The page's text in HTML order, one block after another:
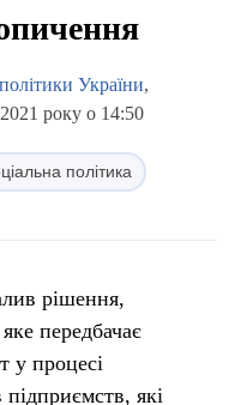
України,
року о 14:50
політика
рішення,
передбачає
у процесі
підприємств, які